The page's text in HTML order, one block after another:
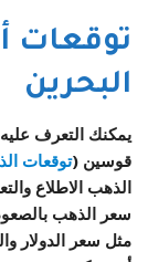
توقعات
البحرين
يمكنك التعرف
قوسين (توقعات
الذهب الاطلاع
سعر الذهب
مثل سعر الدولار